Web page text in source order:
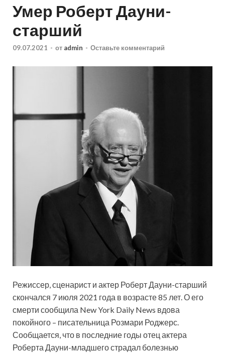
Умер Роберт Дауни-
старший
09.07.2021 - от admin - Оставьте комментарий
Режиссер, сценарист и актер Роберт Дауни-старший
скончался 7 июля 2021 года в возрасте 85 лет. О его
смерти сообщила New York Daily News вдова
покойного – писательница Розмари Роджерс.
Сообщается, что в последние годы отец актера
Роберта Дауни-младшего страдал болезнью